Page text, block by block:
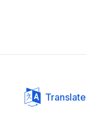
Translate